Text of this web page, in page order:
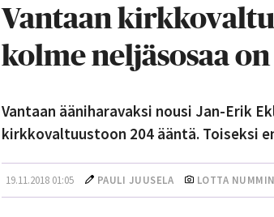
Vantaan
kolme neljäsosaa
Vantaan ääniharavaksi nousi Jan-Erik
kirkkovaltuustoon 204 ääntä. Toiseksi
19.11.2018 01:05 PAULI JUUSELA LOTTA